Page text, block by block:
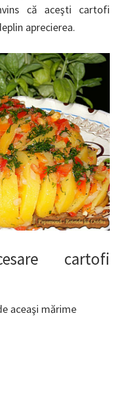
că aceşti cartofi
aprecierea.
cartofi
aceaşi mărime